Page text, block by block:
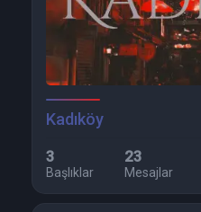
Kadıköy
3
Başlıklar
23
Mesajlar